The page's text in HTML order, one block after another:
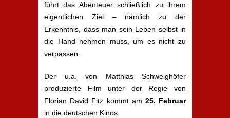
führt das Abenteuer schließlich zu ihrem
eigentlichen Ziel – nämlich zu der
Erkenntnis, dass man sein Leben selbst in
die Hand nehmen muss, um es nicht zu
verpassen.
Der u.a. von Matthias Schweighöfer
produzierte Film unter der Regie von
Florian David Fitz kommt am 25. Februar
in die deutschen Kinos.